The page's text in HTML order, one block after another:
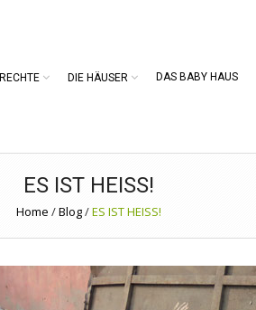
RECHTE DIE HÄUSER DAS BABY HAUS
ES IST HEISS!
Home /Blog/ES IST HEISS!